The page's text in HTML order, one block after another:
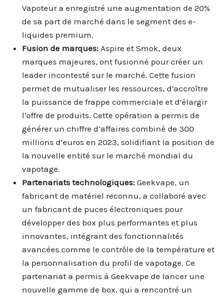
Vapoteur a enregistré une augmentation de 20%
de sa part de marché dans le segment des e-
liquides premium.
Fusion de marques: Aspire et Smok, deux
marques majeures, ont fusionné pour créer un
leader incontesté sur le marché. Cette fusion
permet de mutualiser les ressources, d’accroître
la puissance de frappe commerciale et d’élargir
l’offre de produits. Cette opération a permis de
générer un chiffre d’affaires combiné de 300
millions d’euros en 2023, solidifiant la position de
la nouvelle entité sur le marché mondial du
vapotage.
Partenariats technologiques: Geekvape, un
fabricant de matériel reconnu, a collaboré avec
un fabricant de puces électroniques pour
développer des box plus performantes et plus
innovantes, intégrant des fonctionnalités
avancées comme le contrôle de la température et
la personnalisation du profil de vapotage. Ce
partenariat a permis à Geekvape de lancer une
nouvelle gamme de box, qui a rencontré un